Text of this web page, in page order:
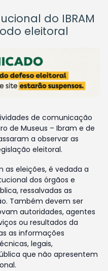
do IBRAM
eleitoral
de comunicação
de Museus – Ibram e de
a observar as
eleitoral.
as eleições, é vedada a
dos órgãos e
ressalvadas as
Também devem ser
autoridades, agentes
ou resultados da
as informações
legais,
que não apresentem